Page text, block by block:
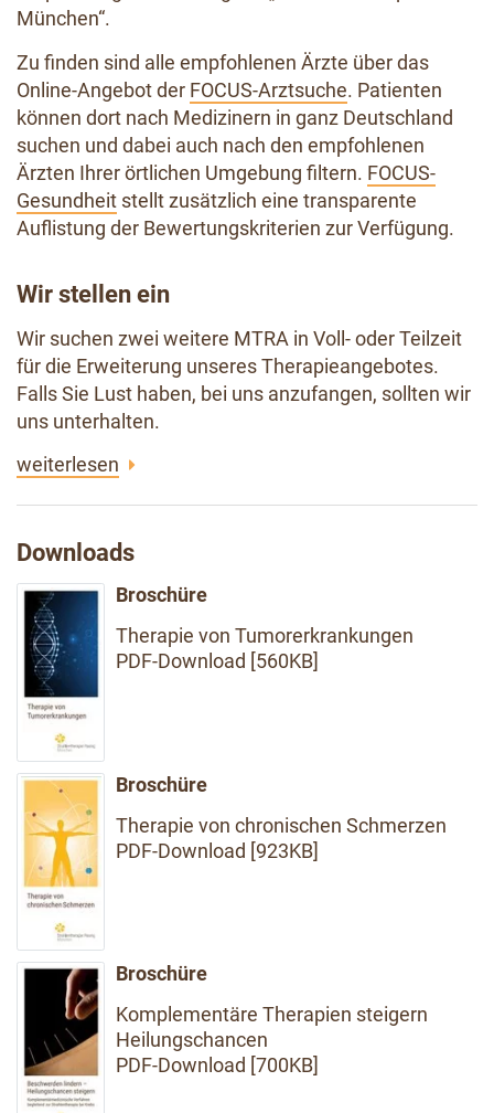
München“.
Zu finden sind alle empfohlenen Ärzte über das
Online-Angebot der FOCUS-Arztsuche. Patienten
können dort nach Medizinern in ganz Deutschland
suchen und dabei auch nach den empfohlenen
Ärzten Ihrer örtlichen Umgebung filtern. FOCUS-
Gesundheit stellt zusätzlich eine transparente
Auflistung der Bewertungskriterien zur Verfügung.
Wir stellen ein
Wir suchen zwei weitere MTRA in Voll- oder Teilzeit
für die Erweiterung unseres Therapieangebotes.
Falls Sie Lust haben, bei uns anzufangen, sollten wir
uns unterhalten.
weiterlesen
Downloads
Broschüre
Therapie von Tumorerkrankungen
PDF-Download [560KB]
Broschüre
Therapie von chronischen Schmerzen
PDF-Download [923KB]
Broschüre
Komplementäre Therapien steigern
Heilungschancen
PDF-Download [700KB]